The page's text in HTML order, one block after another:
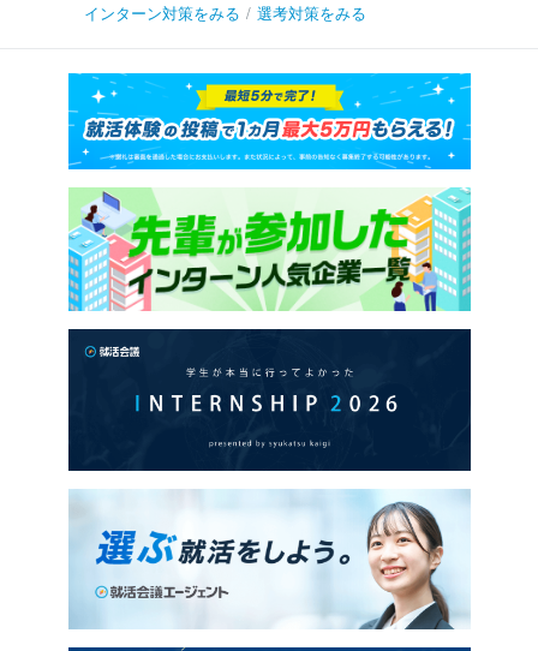
インターン対策をみる / 選考対策をみる